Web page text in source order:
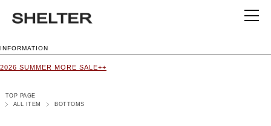
INFORMATION
2026 SUMMER MORE SALE++
TOP PAGE
ALL ITEM
BOTTOMS